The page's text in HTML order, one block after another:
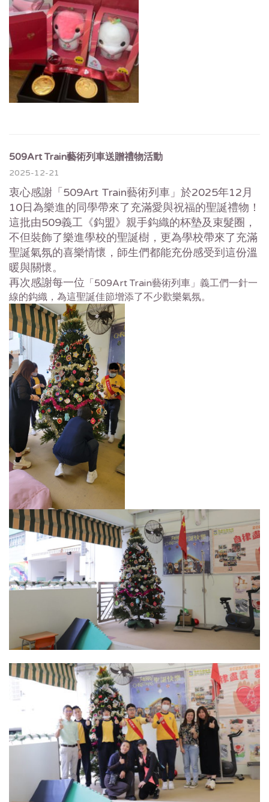
509Art Train藝術列車送贈禮物活動
2025-12-21
衷心感謝「509Art Train藝術列車」於2025年12月
10日為樂進的同學帶來了充滿愛與祝福的聖誕禮物！
這批由509義工《鈎盟》親手鈎織的杯墊及束髮圈，
不但裝飾了樂進學校的聖誕樹， 更為學校帶來了充滿
聖誕氣氛的喜樂情懷， 師生們都能充份感受到這份溫
暖與關懷。
再次感謝每一位 「509Art Train藝術列車」義工們一針一
線的鈎織， 為這聖誕佳節增添了不少歡樂氣氛。